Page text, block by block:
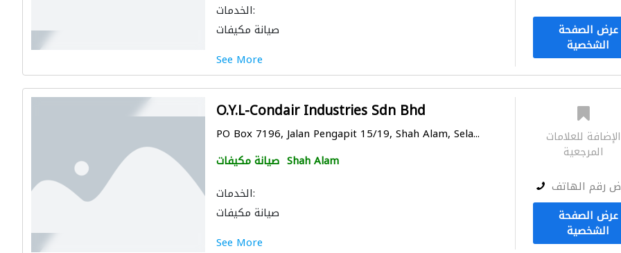
الخدمات:
صيانة مكيفات
See More
عرض الصفحة
الشخصية
O.Y.L-Condair Industries Sdn Bhd
PO Box 7196, Jalan Pengapit 15/19, Shah Alam, Sela...
صيانة مكيفات Shah Alam
الخدمات:
صيانة مكيفات
See More
الإضافة للعلامات
المرجعية
رقم الهاتف
عرض الصفحة
الشخصية